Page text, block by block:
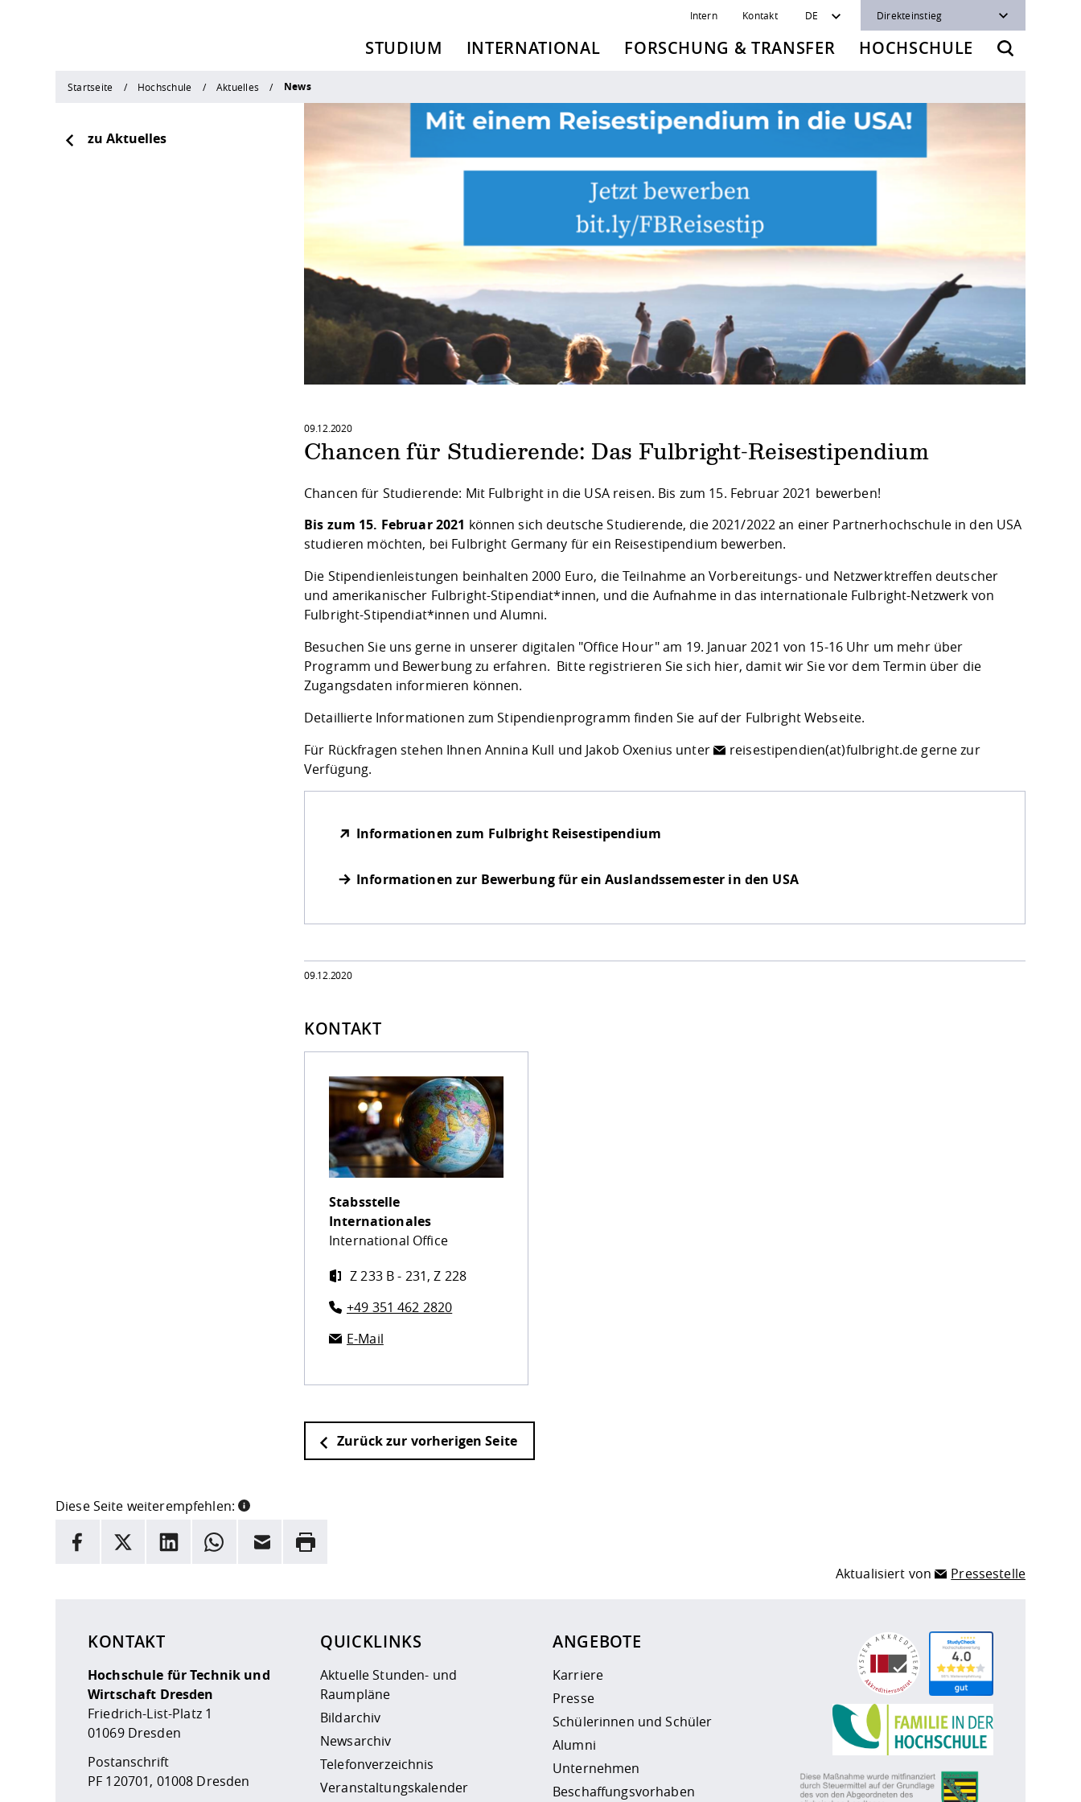
Intern Kontakt DE Direkteinstieg
STUDIUM INTERNATIONAL FORSCHUNG & TRANSFER HOCHSCHULE
Startseite Hochschule Aktuelles News
zu Aktuelles
09.12.2020
Chancen für Studierende: Das Fulbright-Reisestipendium
Chancen für Studierende: Mit Fulbright in die USA reisen. Bis zum 15. Februar 2021 bewerben!
Bis zum 15. Februar 2021 können sich deutsche Studierende, die 2021/2022 an einer Partnerhochschule in den USA
studieren möchten, bei Fulbright Germany für ein Reisestipendium bewerben.
Die Stipendienleistungen beinhalten 2000 Euro, die Teilnahme an Vorbereitungs- und Netzwerktreffen deutscher
und amerikanischer Fulbright-Stipendiat*innen, und die Aufnahme in das internationale Fulbright-Netzwerk von
Fulbright-Stipendiat*innen und Alumni.
Besuchen Sie uns gerne in unserer digitalen "Office Hour" am 19. Januar 2021 von 15-16 Uhr um mehr über
Programm und Bewerbung zu erfahren. Bitte registrieren Sie sich hier, damit wir Sie vor dem Termin über die
Zugangsdaten informieren können.
Detaillierte Informationen zum Stipendienprogramm finden Sie auf der FulbrightWebseite.
Für Rückfragen stehen Ihnen Annina Kull und Jakob Oxenius unter
reisestipendien(at)fulbright.de gerne zur
Verfügung.
Informationen zum Fulbright Reisestipendium
Informationen zur Bewerbung für ein Auslandssemester in den USA
09.12.2020
KONTAKT
Stabsstelle
Internationales
International Office
Z 233 B - 231, Z 228
+49 351 462 2820
E-Mail
Zurück zur vorherigen Seite
Diese Seite weiterempfehlen:
INFORMATION
Facebook
X LinkedInWhatsappE-Mail Drucken
Aktualisiert von Pressestelle
KONTAKT
Hochschule für Technik und
Wirtschaft Dresden
Friedrich-List-Platz 1
01069 Dresden
Postanschrift
PF 120701, 01008 Dresden
QUICKLINKS
Aktuelle Stunden- und
Raumpläne
Bildarchiv
Newsarchiv
Telefonverzeichnis
Veranstaltungskalender
ANGEBOTE
Karriere
Presse
Schülerinnen und Schüler
Alumni
Unternehmen
Beschaffungsvorhaben